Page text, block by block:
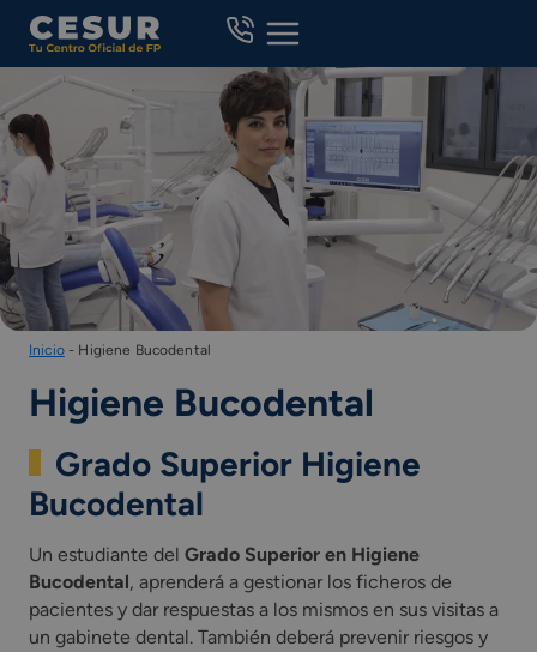
Skip
content
Inicio- Higiene Bucodental
Higiene Bucodental
Grado Superior Higiene
Bucodental
Un estudiante del Grado Superior en Higiene
Bucodental, aprenderá a gestionar los ficheros de
pacientes y dar respuestas a los mismos en sus visitas a
un gabinete dental. También deberá prevenir riesgos y